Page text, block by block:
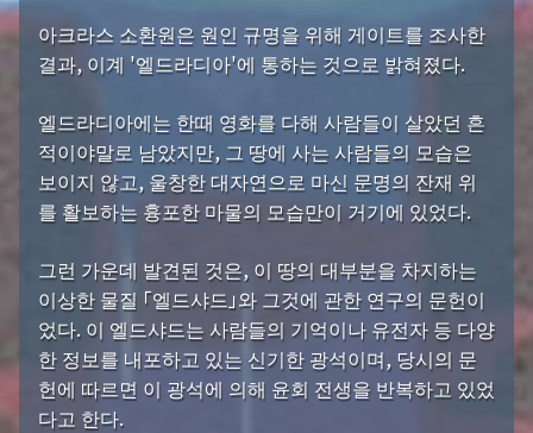
아크라스 소환원은 원인 규명을 위해 게이트를 조사한
결과, 이계 '엘드라디아'에 통하는 것으로 밝혀졌다.
엘드라디아에는 한때 영화를 다해 사람들이 살았던 흔
적이야말로 남았지만, 그 땅에 사는 사람들의 모습은
보이지 않고, 울창한 대자연으로 마신 문명의 잔재 위
를 활보하는 흉포한 마물의 모습만이 거기에 있었다.
그런 가운데 발견된 것은, 이 땅의 대부분을 차지하는
이상한 물질 「엘드샤드」와 그것에 관한 연구의 문헌이
었다. 이 엘드샤드는 사람들의 기억이나 유전자 등 다양
한 정보를 내포하고 있는 신기한 광석이며, 당시의 문
헌에 따르면 이 광석에 의해 윤회 전생을 반복하고 있었
다고 한다.